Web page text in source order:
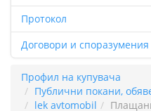
Протокол
Договори и споразумения
Профил на купувача
Публични покани,
lek avtomobil